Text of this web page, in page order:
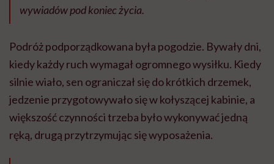
wywiadów pod koniec życia.
Podróż podporządkowana była pogodzie. Bywały dni,
kiedy każdy ruch wymagał ogromnego wysiłku. Kiedy
silnie wiało, sen ograniczał się do krótkich drzemek,
jedzenie przygotowywało się w kołyszącej kabinie, a
większość czynności trzeba było wykonywać jedną
ręką, drugą przytrzymując się wyposażenia.